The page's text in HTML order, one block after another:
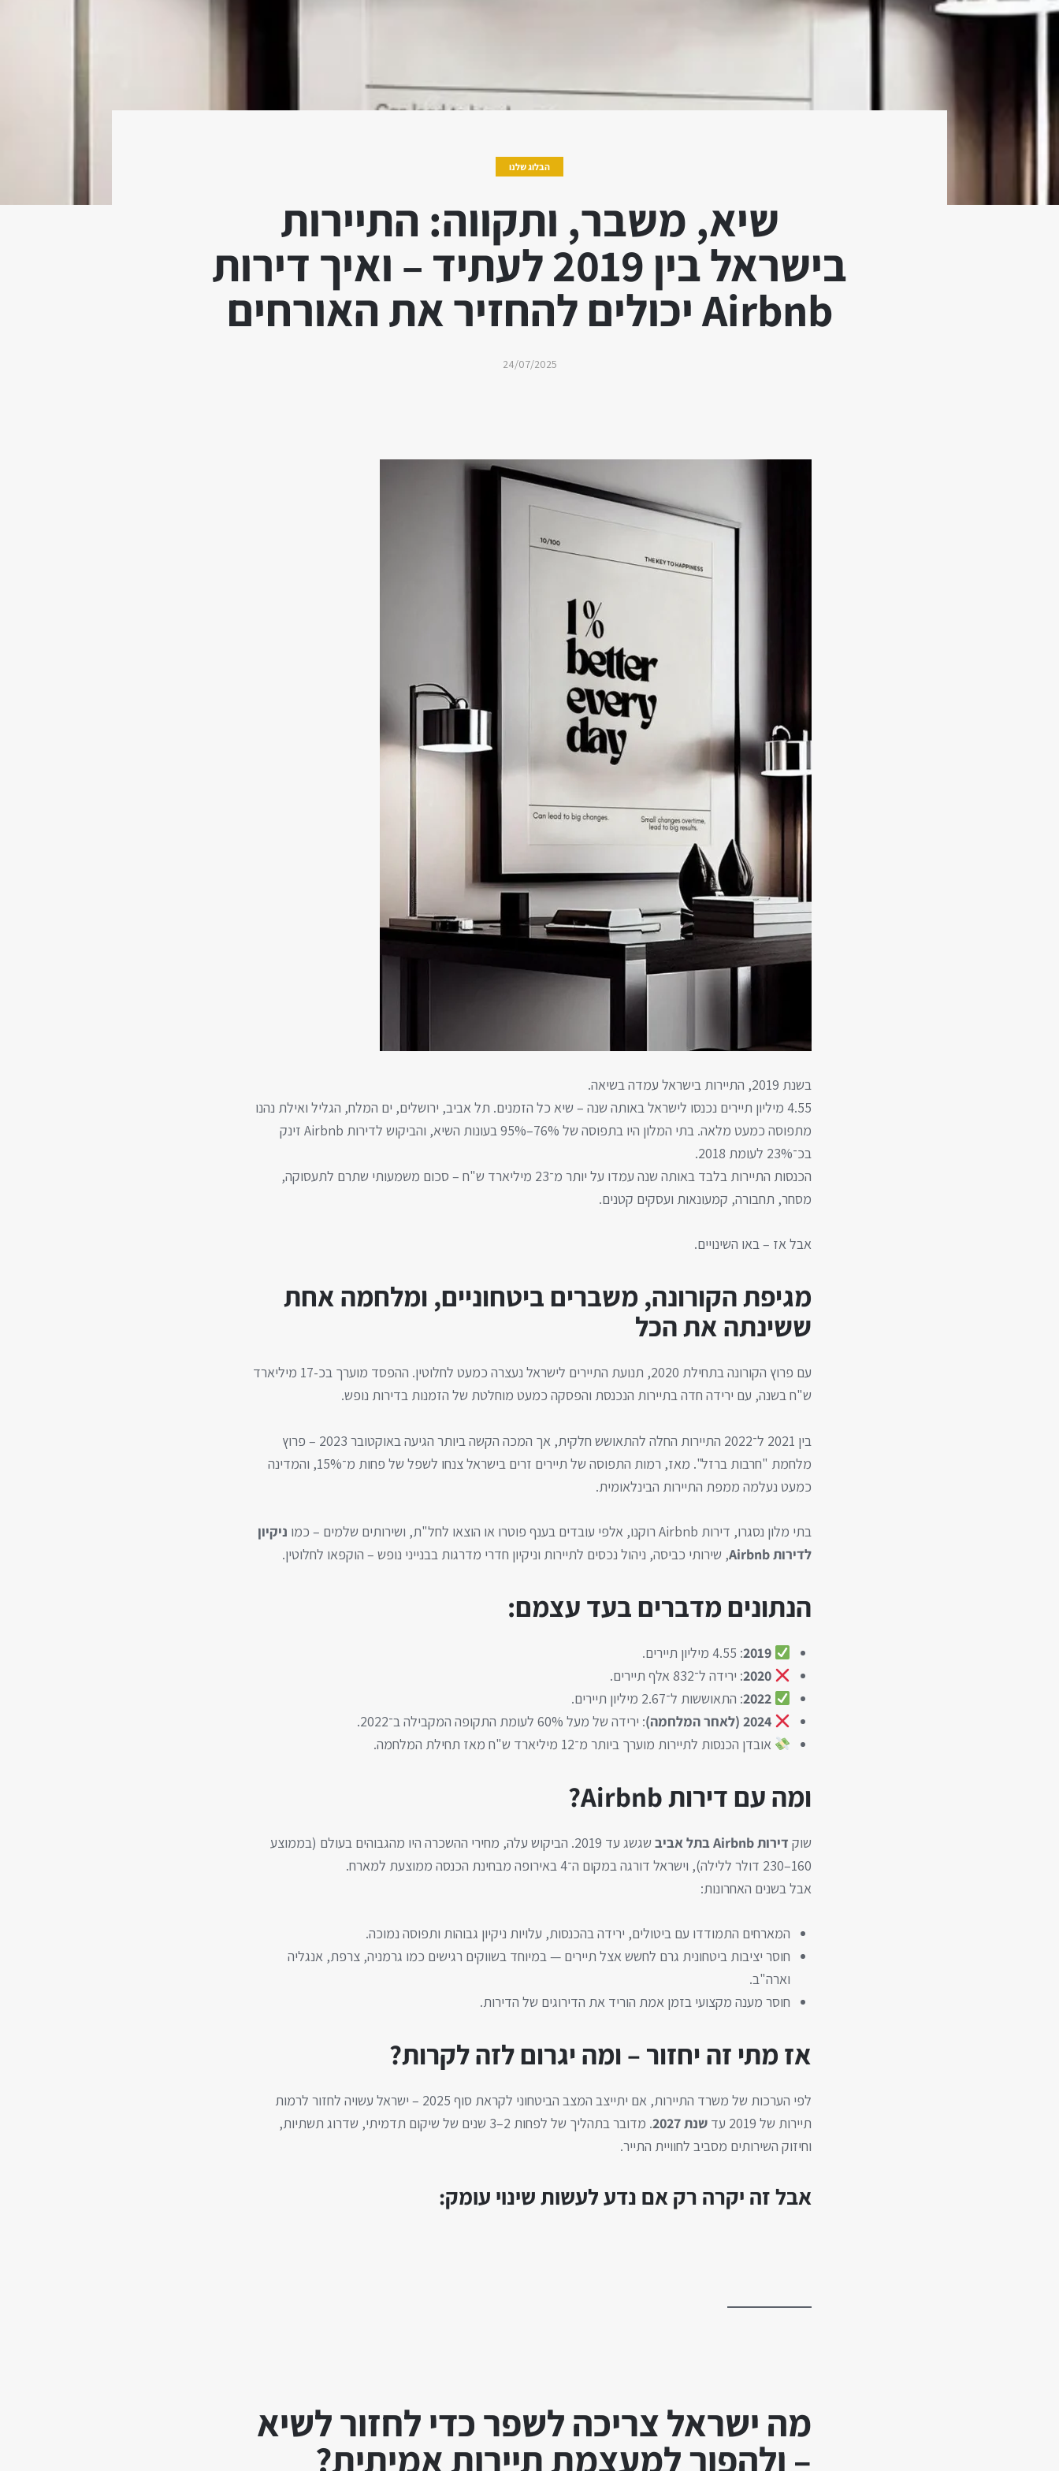
הבלוג שלנו
שיא, משבר, ותקווה: התיירות
בישראל בין 2019 לעתיד – ואיך דירות
Airbnb יכולים להחזיר את האורחים
24/07/2025
בשנת 2019, התיירות בישראל עמדה בשיאה.
4.55 מיליון תיירים נכנסו לישראל באותה שנה – שיא כל הזמנים. תל אביב, ירושלים, ים המלח, הגליל ואילת נהנו
מתפוסה כמעט מלאה. בתי המלון היו בתפוסה של 76%–95% בעונות השיא, והביקוש לדירות Airbnb זינק
בכ־23% לעומת 2018.
הכנסות התיירות בלבד באותה שנה עמדו על יותר מ־23 מיליארד ש"ח – סכום משמעותי שתרם לתעסוקה,
מסחר, תחבורה, קמעונאות ועסקים קטנים.
אבל אז – באו השינויים.
מגיפת הקורונה, משברים ביטחוניים, ומלחמה אחת
ששינתה את הכל
עם פרוץ הקורונה בתחילת 2020, תנועת התיירים לישראל נעצרה כמעט לחלוטין. ההפסד מוערך בכ-17 מיליארד
ש"ח בשנה, עם ירידה חדה בתיירות הנכנסת והפסקה כמעט מוחלטת של הזמנות בדירות נופש.
בין 2021 ל־2022 התיירות החלה להתאושש חלקית, אך המכה הקשה ביותר הגיעה באוקטובר 2023 – פרוץ
מלחמת "חרבות ברזל". מאז, רמות התפוסה של תיירים זרים בישראל צנחו לשפל של פחות מ־15%, והמדינה
כמעט נעלמה ממפת התיירות הבינלאומית.
בתי מלון נסגרו, דירות Airbnb רוקנו, אלפי עובדים בענף פוטרו או הוצאו לחל"ת, ושירותים שלמים – כמו
ניקיון
לדירות Airbnb
, שירותי כביסה, ניהול נכסים לתיירות וניקיון חדרי מדרגות בבנייני נופש – הוקפאו לחלוטין.
הנתונים מדברים בעד עצמם:
2019: 4.55 מיליון תיירים.
2020: ירידה ל־832 אלף תיירים.
2022: התאוששות ל־2.67 מיליון תיירים.
2024 (לאחר המלחמה)
: ירידה של מעל 60% לעומת התקופה המקבילה ב־2022.
אובדן הכנסות לתיירות מוערך ביותר מ־12 מיליארד ש"ח מאז תחילת המלחמה.
ומה עם דירות Airbnb?
שוק דירות Airbnb בתל אביב
שגשג עד 2019. הביקוש עלה, מחירי ההשכרה היו מהגבוהים בעולם (בממוצע
160–230 דולר ללילה), וישראל דורגה במקום ה־4 באירופה מבחינת הכנסה ממוצעת למארח.
אבל בשנים האחרונות:
המארחים התמודדו עם ביטולים, ירידה בהכנסות, עלויות ניקיון גבוהות ותפוסה נמוכה.
חוסר יציבות ביטחונית גרם לחשש אצל תיירים — במיוחד בשווקים רגישים כמו גרמניה, צרפת, אנגליה
וארה"ב.
חוסר מענה מקצועי בזמן אמת הוריד את הדירוגים של הדירות.
אז מתי זה יחזור – ומה יגרום לזה לקרות?
לפי הערכות של משרד התיירות, אם יתייצב המצב הביטחוני לקראת סוף 2025 – ישראל עשויה לחזור לרמות
תיירות של 2019 עד
שנת 2027
. מדובר בתהליך של לפחות 2–3 שנים של שיקום תדמיתי, שדרוג תשתיות,
וחיזוק השירותים מסביב לחוויית התייר.
אבל זה יקרה רק אם נדע לעשות שינוי עומק:
מה ישראל צריכה לשפר כדי לחזור לשיא
– ולהפוך למעצמת תיירות אמיתית?